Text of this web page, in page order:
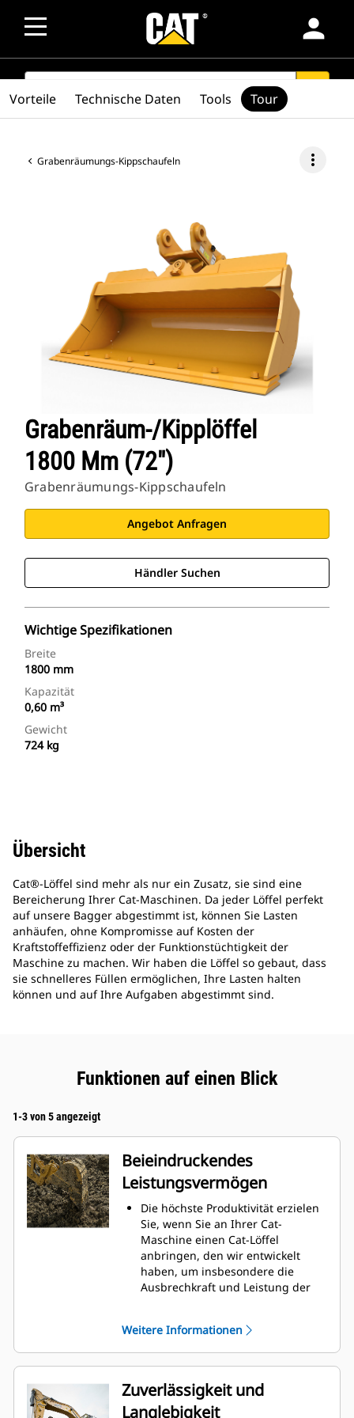
person
SEARCH
Grabenräumungs-Kippschaufeln more_vert
Grabenräum-/Kipplöffel
1800 Mm (72")
Grabenräumungs-Kippschaufeln
Angebot Anfragen
Händler Suchen
Wichtige Spezifikationen
Breite
1800 mm
Kapazität
0,60 m³
Gewicht
724 kg
Vorteile Technische Daten Tools Tour
Übersicht
Cat®-Löffel sind mehr als nur ein Zusatz, sie sind eine
Bereicherung Ihrer Cat-Maschinen. Da jeder Löffel perfekt
auf unsere Bagger abgestimmt ist, können Sie Lasten
anhäufen, ohne Kompromisse auf Kosten der
Kraftstoffeffizienz oder der Funktionstüchtigkeit der
Maschine zu machen. Wir haben die Löffel so gebaut, dass
sie schnelleres Füllen ermöglichen, Ihre Lasten halten
können und auf Ihre Aufgaben abgestimmt sind.
Funktionen auf einen Blick
1-3 von 5 angezeigt
Beieindruckendes
Leistungsvermögen
Die höchste Produktivität erzielen
Sie, wenn Sie an Ihrer Cat-
Maschine einen Cat-Löffel
anbringen, den wir entwickelt
haben, um insbesondere die
Ausbrechkraft und Leistung der
verbessert den Materialfluss in
den Löffel. Die zusätzliche
Rückenfreiheit verhindert ein
Schleifen der Unterseite des
Löffels, wodurch Wartungskosten
gesenkt werden.
Weitere Informationen
Zuverlässigkeit und
Langlebigkeit